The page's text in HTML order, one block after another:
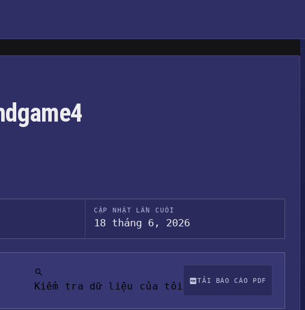
CẬP NHẬT LẦN CUỐI
18 tháng 6, 2026
Kiểm tra dữ liệu của tôi TẢI BÁO CÁO PDF